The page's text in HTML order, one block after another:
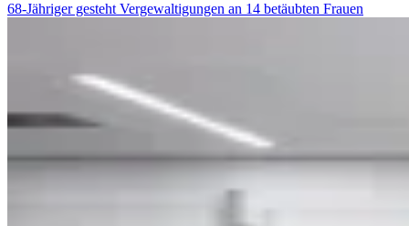
68-Jähriger gesteht Vergewaltigungen an 14 betäubten Frauen